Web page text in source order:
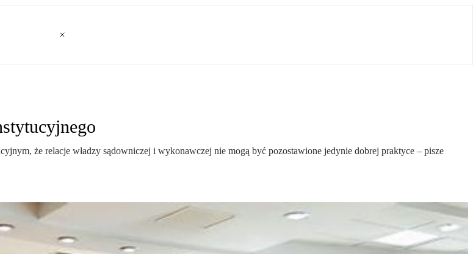
że relacje władzy sądowniczej i wykonawczej nie mogą być pozostawione jedynie dobrej praktyce – pisze